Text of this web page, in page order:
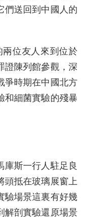
們送回到中國人的
位友人來到位於
證陳列館參觀，深
爭時期在中國北方
和細菌實驗的殘暴
庫斯一行人駐足良
頭抵在玻璃展窗上
驗場景這裏有好幾
解剖實驗還原場景